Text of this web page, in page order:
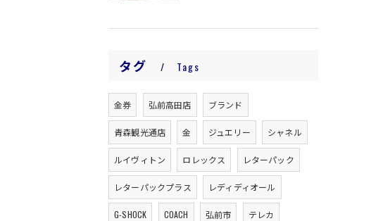
タグ Tags
金券 弘前高田店 ブランド
青森観光通店 金 ジュエリー シャネル
ルイヴィトン ロレックス レターパック
レターパックプラス レディディオール
G-SHOCK COACH 弘前市 テレカ